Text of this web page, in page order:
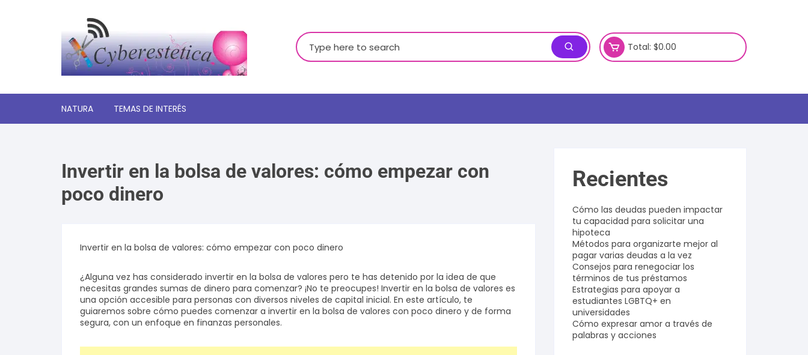
Buscar:
Total: $0.00
NATURA TEMAS DE INTERÉS
Autoayuda y desarrollo
personal
Salud y bienestar
Finanzas
Invertir en la bolsa de valores: cómo empezar con
poco dinero
Invertir en la bolsa de valores: cómo empezar con poco dinero
¿Alguna vez has considerado invertir en la bolsa de valores pero te has detenido por la idea de que
necesitas grandes sumas de dinero para comenzar? ¡No te preocupes! Invertir en la bolsa de valores es
una opción accesible para personas con diversos niveles de capital inicial. En este artículo, te
guiaremos sobre cómo puedes comenzar a invertir en la bolsa de valores con poco dinero y de forma
segura, con un enfoque en finanzas personales.
Recientes
Cómo las deudas pueden impactar
tu capacidad para solicitar una
hipoteca
Métodos para organizarte mejor al
pagar varias deudas a la vez
Consejos para renegociar los
términos de tus préstamos
Estrategias para apoyar a
estudiantes LGBTQ+ en
universidades
Cómo expresar amor a través de
palabras y acciones